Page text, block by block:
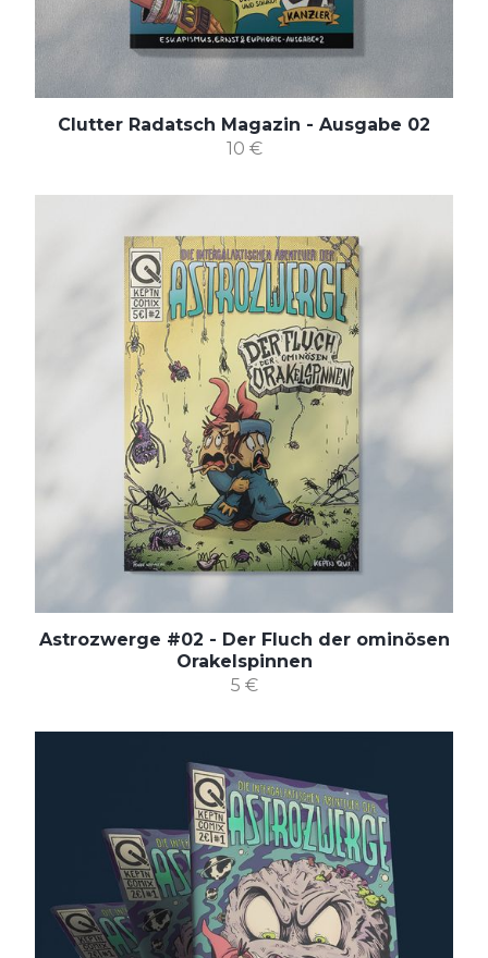
Clutter Radatsch Magazin - Ausgabe 02
10 €
Astrozwerge #02 - Der Fluch der ominösen
Orakelspinnen
5 €